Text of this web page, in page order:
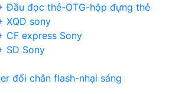
Đầu đọc thẻ-OTG-hộp đựng thẻ
XQD sony
CF express Sony
SD Sony
đổi chân flash-nhại sáng